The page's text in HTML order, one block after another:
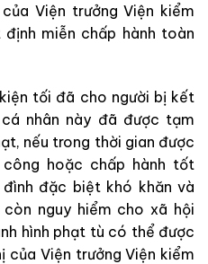
Viện trưởng Viện kiểm
miễn chấp hành toàn
tối đã cho người bị kết
nhân này đã được tạm
nếu trong thời gian được
hoặc chấp hành tốt
đặc biệt khó khăn và
nguy hiểm cho xã hội
hình phạt tù có thể được
của Viện trưởng Viện kiểm